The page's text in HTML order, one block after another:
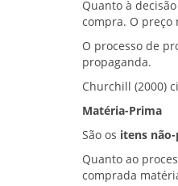
Quanto à
compra. O preço
O processo de
propaganda.
Churchill (2000)
Matéria-Prima
São os itens
Quanto ao
comprada